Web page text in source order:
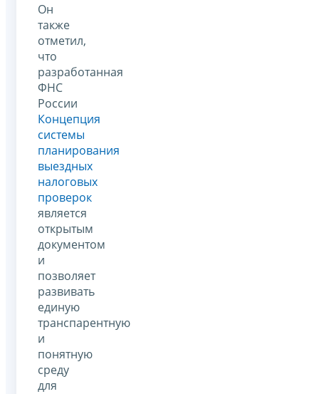
Он
также
отметил,
что
разработанная
ФНС
России
Концепция
системы
планирования
выездных
налоговых
проверок
является
открытым
документом
и
позволяет
развивать
единую
транспарентную
и
понятную
среду
для